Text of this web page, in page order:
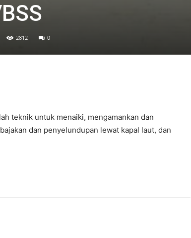
2812 0
teknik untuk menaiki, mengamankan dan
dan penyelundupan lewat kapal laut, dan